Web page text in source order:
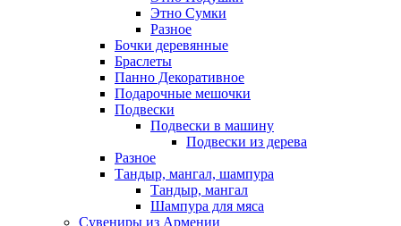
Этно Сумки
Разное
Бочки деревянные
Браслеты
Панно Декоративное
Подарочные мешочки
Подвески
Подвески в машину
Подвески из дерева
Разное
Тандыр, мангал, шампура
Тандыр, мангал
Шампура для мяса
Сувениры из Армении